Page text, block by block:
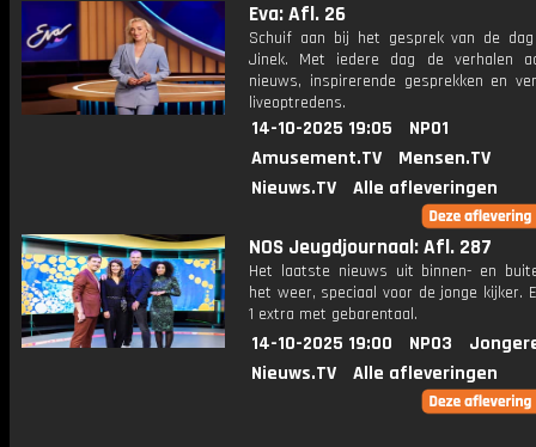
Eva: Afl. 26
Schuif aan bij het gesprek van de
Jinek. Met iedere dag de verhalen
nieuws, inspirerende gesprekken en
liveoptredens.
14-10-2025 19:05
NPO1
Amusement.TV
Mensen.TV
Nieuws.TV
Alle afleveringen
NOS Jeugdjournaal: Afl. 287
Het laatste nieuws uit binnen- en
het weer, speciaal voor de jonge kijker.
1 extra met gebarentaal.
14-10-2025 19:00 NPO3
Nieuws.TV
Alle afleveringen